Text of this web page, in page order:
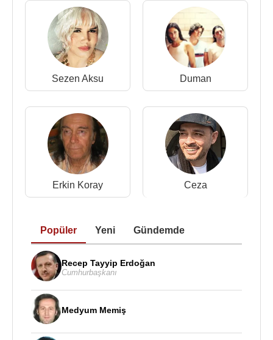
Sezen Aksu Duman
Erkin Koray Ceza
Popüler Yeni Gündemde
Recep Tayyip Erdoğan
Cumhurbaşkanı
Medyum Memiş